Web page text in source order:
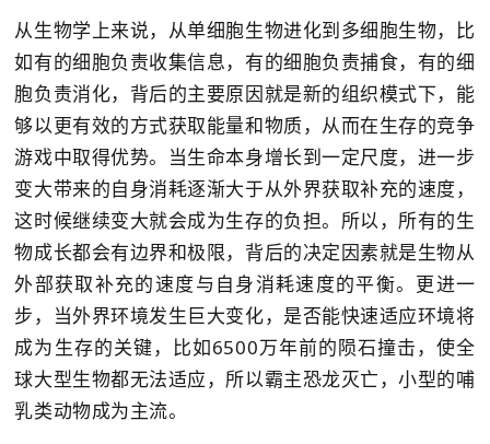
从生物学上来说，从单细胞生物进化到多细胞生物，比
如有的细胞负责收集信息，有的细胞负责捕食，有的细
胞负责消化，背后的主要原因就是新的组织模式下，能
够以更有效的方式获取能量和物质，从而在生存的竞争
游戏中取得优势。当生命本身增长到一定尺度，进一步
变大带来的自身消耗逐渐大于从外界获取补充的速度，
这时候继续变大就会成为生存的负担。所以，所有的生
物成长都会有边界和极限，背后的决定因素就是生物从
外部获取补充的速度与自身消耗速度的平衡。更进一
步，当外界环境发生巨大变化，是否能快速适应环境将
成为生存的关键，比如6500万年前的陨石撞击，使全
球大型生物都无法适应，所以霸主恐龙灭亡，小型的哺
乳类动物成为主流。